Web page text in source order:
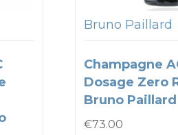
Bruno Paillard
Champagne
Dosage Zero
Bruno Paillard
€73.00